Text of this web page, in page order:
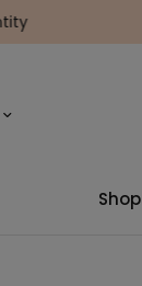
Shop